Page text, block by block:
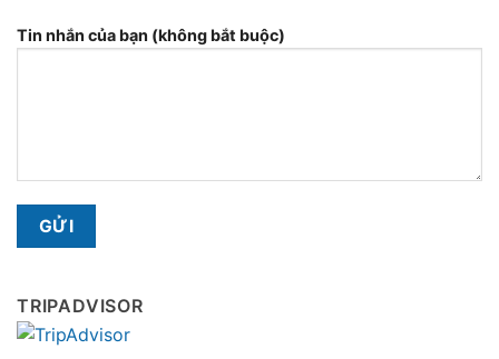
Tin nhắn của bạn (không bắt buộc)
TRIPADVISOR